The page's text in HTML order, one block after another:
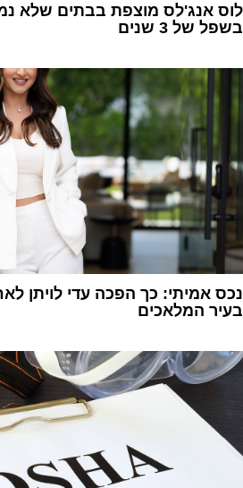
לוס אנג'לס מוצפת בבתים שלא
בשפל של 3 שנים
נכס אמיתי: כך הפכה עדי לויתן
בעיר המלאכים